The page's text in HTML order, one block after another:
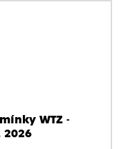
WTZ -
2026